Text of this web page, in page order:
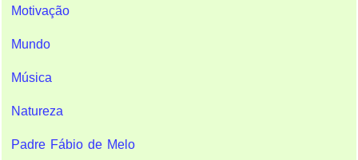
Motivação
Mundo
Música
Natureza
Padre Fábio de Melo